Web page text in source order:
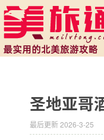
圣地亚哥
最后更新 2026-3-25